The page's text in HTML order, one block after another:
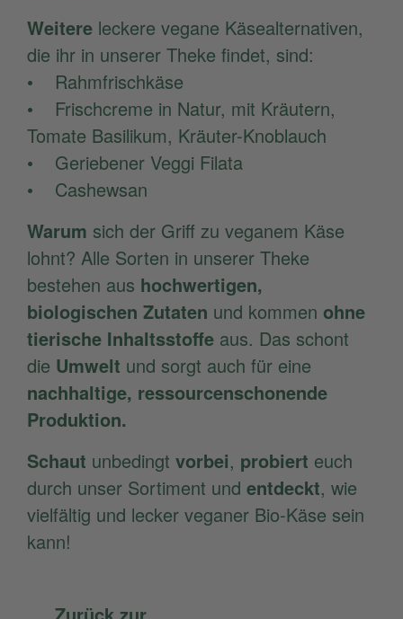
Weitere leckere vegane Käsealternativen,
die ihr in unserer Theke findet, sind:
• Rahmfrischkäse
• Frischcreme in Natur, mit Kräutern,
Tomate Basilikum, Kräuter-Knoblauch
• Geriebener Veggi Filata
• Cashewsan
Warum sich der Griff zu veganem Käse
lohnt? Alle Sorten in unserer Theke
bestehen aus hochwertigen,
biologischen Zutaten und kommen ohne
tierische Inhaltsstoffe aus. Das schont
die Umwelt und sorgt auch für eine
nachhaltige, ressourcenschonende
Produktion.
Schaut unbedingt vorbei, probiert euch
durch unser Sortiment und entdeckt, wie
vielfältig und lecker veganer Bio-Käse sein
kann!